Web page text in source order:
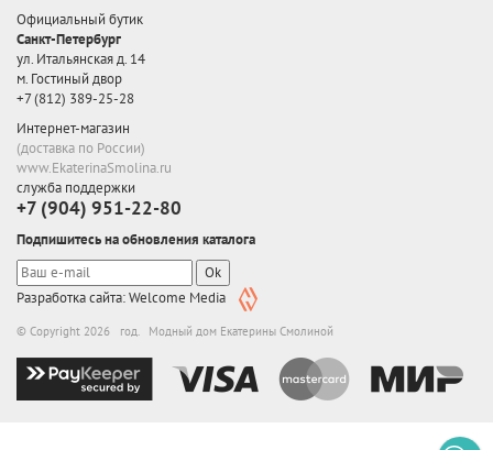
Официальный бутик
Санкт-Петербург
ул. Итальянская д. 14
м. Гостиный двор
+7 (812) 389-25-28
Интернет-магазин
(доставка по России)
www.EkaterinaSmolina.ru
служба поддержки
+7 (904) 951-22-80
Подпишитесь на обновления каталога
Ok
Разработка сайта: Welcome Media
© Copyright 2026 год. Модный дом Екатерины Смолиной